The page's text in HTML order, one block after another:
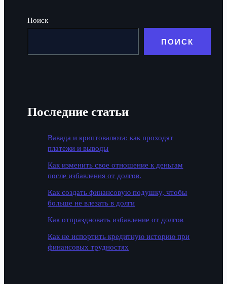
Поиск
ПОИСК
Последние статьи
Вавада и криптовалюта: как проходят
платежи и выводы
Как изменить свое отношение к деньгам
после избавления от долгов.
Как создать финансовую подушку, чтобы
больше не влезать в долги
Как отпраздновать избавление от долгов
Как не испортить кредитную историю при
финансовых трудностях